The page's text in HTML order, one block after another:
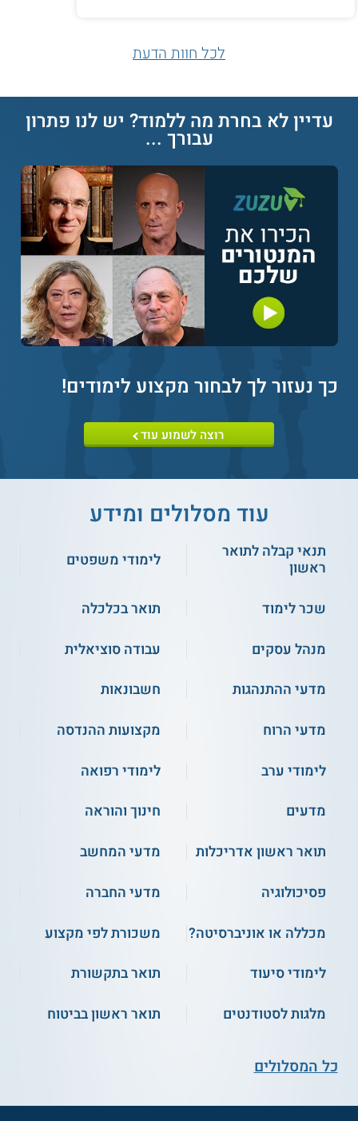
לכל חוות הדעת
עדיין לא בחרת מה ללמוד? יש לנו פתרון
עבורך ...
כך נעזור לך לבחור מקצוע לימודים!
רוצה לשמוע עוד
עוד מסלולים ומידע
תנאי קבלה לתואר
ראשון
לימודי משפטים
שכר לימוד
תואר בכלכלה
מנהל עסקים
עבודה סוציאלית
מדעי ההתנהגות
חשבונאות
מדעי הרוח
מקצועות ההנדסה
לימודי ערב
לימודי רפואה
מדעים
חינוך והוראה
תואר ראשון אדריכלות
מדעי המחשב
פסיכולוגיה
מדעי החברה
מכללה או אוניברסיטה?
משכורת לפי מקצוע
לימודי סיעוד
תואר בתקשורת
מלגות לסטודנטים
תואר ראשון בביטוח
כל המסלולים